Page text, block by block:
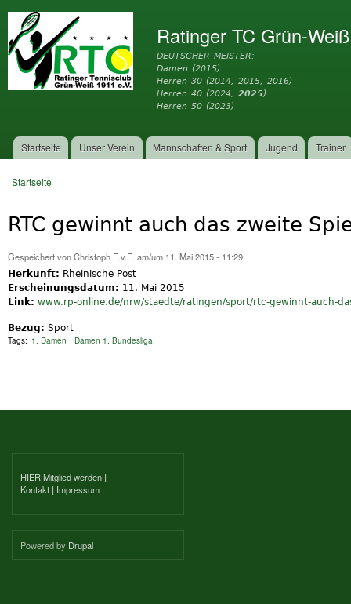
Ratinger TC Grün-
DEUTSCHER MEISTER:
Damen (2015)
Herren 30 (2014, 2015, 2016)
Herren 40 (2024,2025)
Herren 50 (2023)
Hauptmenü
Startseite Unser Verein Mannschaften & Sport Jugend Trainer
Startseite
RTC gewinnt auch das zweite
Gespeichert vonChristoph E.v.E. am/um 11. Mai 2015 - 11:29
Herkunft: Rheinische Post
Erscheinungsdatum: 11. Mai 2015
Link: www.rp-online.de/nrw/staedte/ratingen/sport/rtc-gewinnt-auch-
Bezug: Sport
Tags: 1. Damen Damen 1. Bundesliga
HIER Mitglied werden |
Kontakt | Impressum
Powered by Drupal